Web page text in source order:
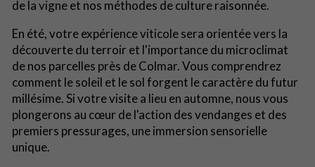
de la vigne et nos méthodes de culture raisonnée.
En été, votre expérience viticole sera orientée vers la
découverte du terroir et l'importance du microclimat
de nos parcelles près de Colmar. Vous comprendrez
comment le soleil et le sol forgent le caractère du futur
millésime. Si votre visite a lieu en automne, nous vous
plongerons au cœur de l'action des vendanges et des
premiers pressurages, une immersion sensorielle
unique.